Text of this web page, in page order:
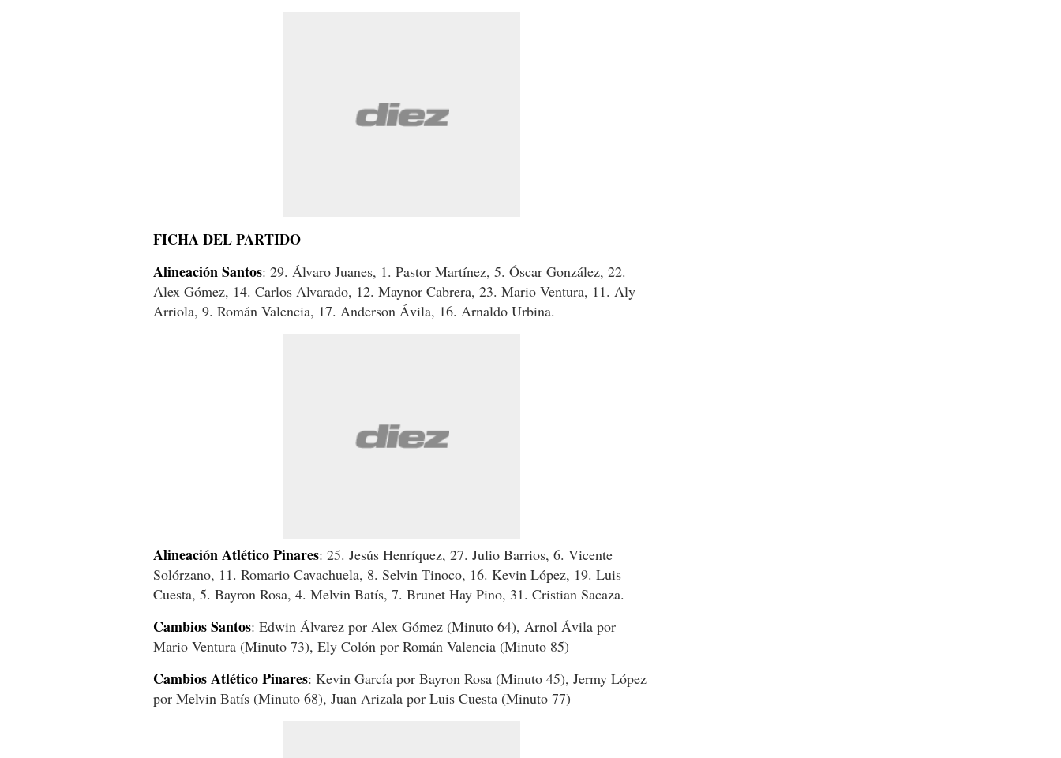
FICHA DEL PARTIDO
Alineación Santos: 29. Álvaro Juanes, 1. Pastor Martínez, 5. Óscar González, 22.
Alex Gómez, 14. Carlos Alvarado, 12. Maynor Cabrera, 23. Mario Ventura, 11. Aly
Arriola, 9. Román Valencia, 17. Anderson Ávila, 16. Arnaldo Urbina.
Alineación Atlético Pinares: 25. Jesús Henríquez, 27. Julio Barrios, 6. Vicente
Solórzano, 11. Romario Cavachuela, 8. Selvin Tinoco, 16. Kevin López, 19. Luis
Cuesta, 5. Bayron Rosa, 4. Melvin Batís, 7. Brunet Hay Pino, 31. Cristian Sacaza.
Cambios Santos: Edwin Álvarez por Alex Gómez (Minuto 64), Arnol Ávila por
Mario Ventura (Minuto 73), Ely Colón por Román Valencia (Minuto 85)
Cambios Atlético Pinares: Kevin García por Bayron Rosa (Minuto 45), Jermy López
por Melvin Batís (Minuto 68), Juan Arizala por Luis Cuesta (Minuto 77)